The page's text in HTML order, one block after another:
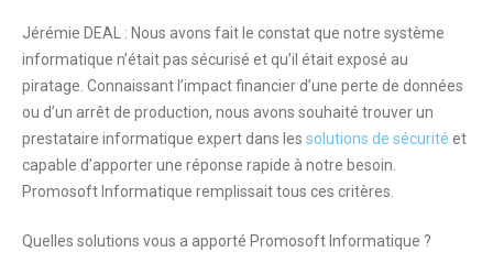
Jérémie DEAL : Nous avons fait le constat que notre système
informatique n’était pas sécurisé et qu’il était exposé au
piratage. Connaissant l’impact financier d’une perte de données
ou d’un arrêt de production, nous avons souhaité trouver un
prestataire informatique expert dans les solutions de sécurité et
capable d’apporter une réponse rapide à notre besoin.
Promosoft Informatique remplissait tous ces critères.
Quelles solutions vous a apporté Promosoft Informatique ?